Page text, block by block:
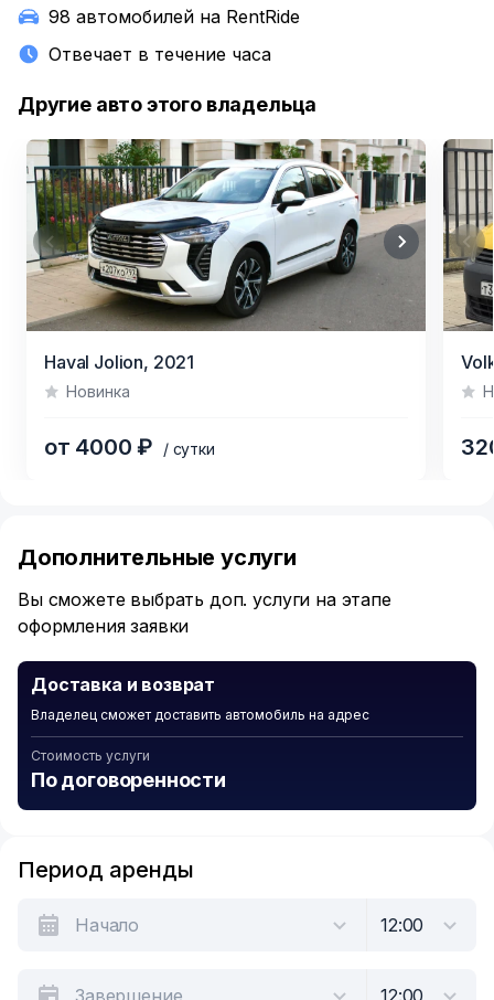
98 автомобилей на RentRide
Отвечает в течение часа
Другие авто этого владельца
Haval Jolion, 2021
Новинка
от 4000 ₽ / сутки
of
6
Дополнительные услуги
Вы сможете выбрать доп. услуги на этапе
оформления заявки
Доставка и возврат
Владелец сможет доставить автомобиль на адрес
Стоимость услуги
По договоренности
Период аренды